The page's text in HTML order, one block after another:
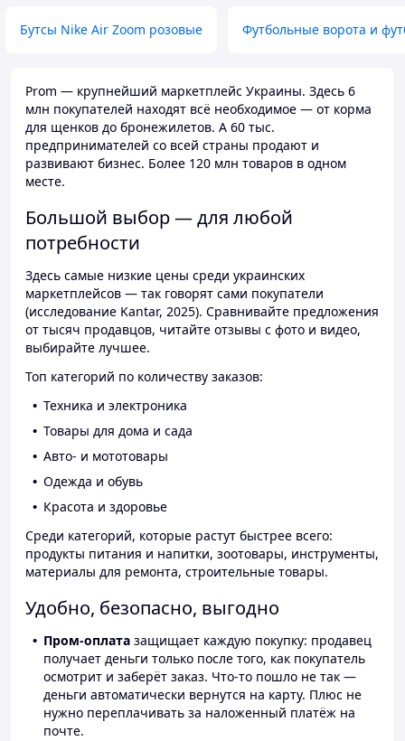
Бутсы Nike Air Zoom розовые Футбольные ворота и
Prom — крупнейший маркетплейс Украины. Здесь 6
млн покупателей находят всё необходимое — от корма
для щенков до бронежилетов. А 60 тыс.
предпринимателей со всей страны продают и
развивают бизнес. Более 120 млн товаров в одном
месте.
Большой выбор — для любой
потребности
Здесь самые низкие цены среди украинских
маркетплейсов — так говорят сами покупатели
(исследование Kantar, 2025). Сравнивайте предложения
от тысяч продавцов, читайте отзывы с фото и видео,
выбирайте лучшее.
Топ категорий по количеству заказов:
Техника и электроника
Товары для дома и сада
Авто- и мототовары
Одежда и обувь
Красота и здоровье
Среди категорий, которые растут быстрее всего:
продукты питания и напитки, зоотовары, инструменты,
материалы для ремонта, строительные товары.
Удобно, безопасно, выгодно
Пром-оплата защищает каждую покупку: продавец
получает деньги только после того, как покупатель
осмотрит и заберёт заказ. Что-то пошло не так —
деньги автоматически вернутся на карту. Плюс не
нужно переплачивать за наложенный платёж на
почте.